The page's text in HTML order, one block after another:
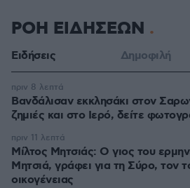
ΡΟΗ ΕΙΔΗΣΕΩΝ
Ειδήσεις Δημοφιλή
Βανδάλισαν εκκλησάκι στον
ζημιές και στο Ιερό, δείτε
πριν 8 λεπτά
Μίλτος Μητσιάς: Ο γιος του
Μητσιά, γράφει για τη Σύρο, τον
οικογένειας
πριν 11 λεπτά